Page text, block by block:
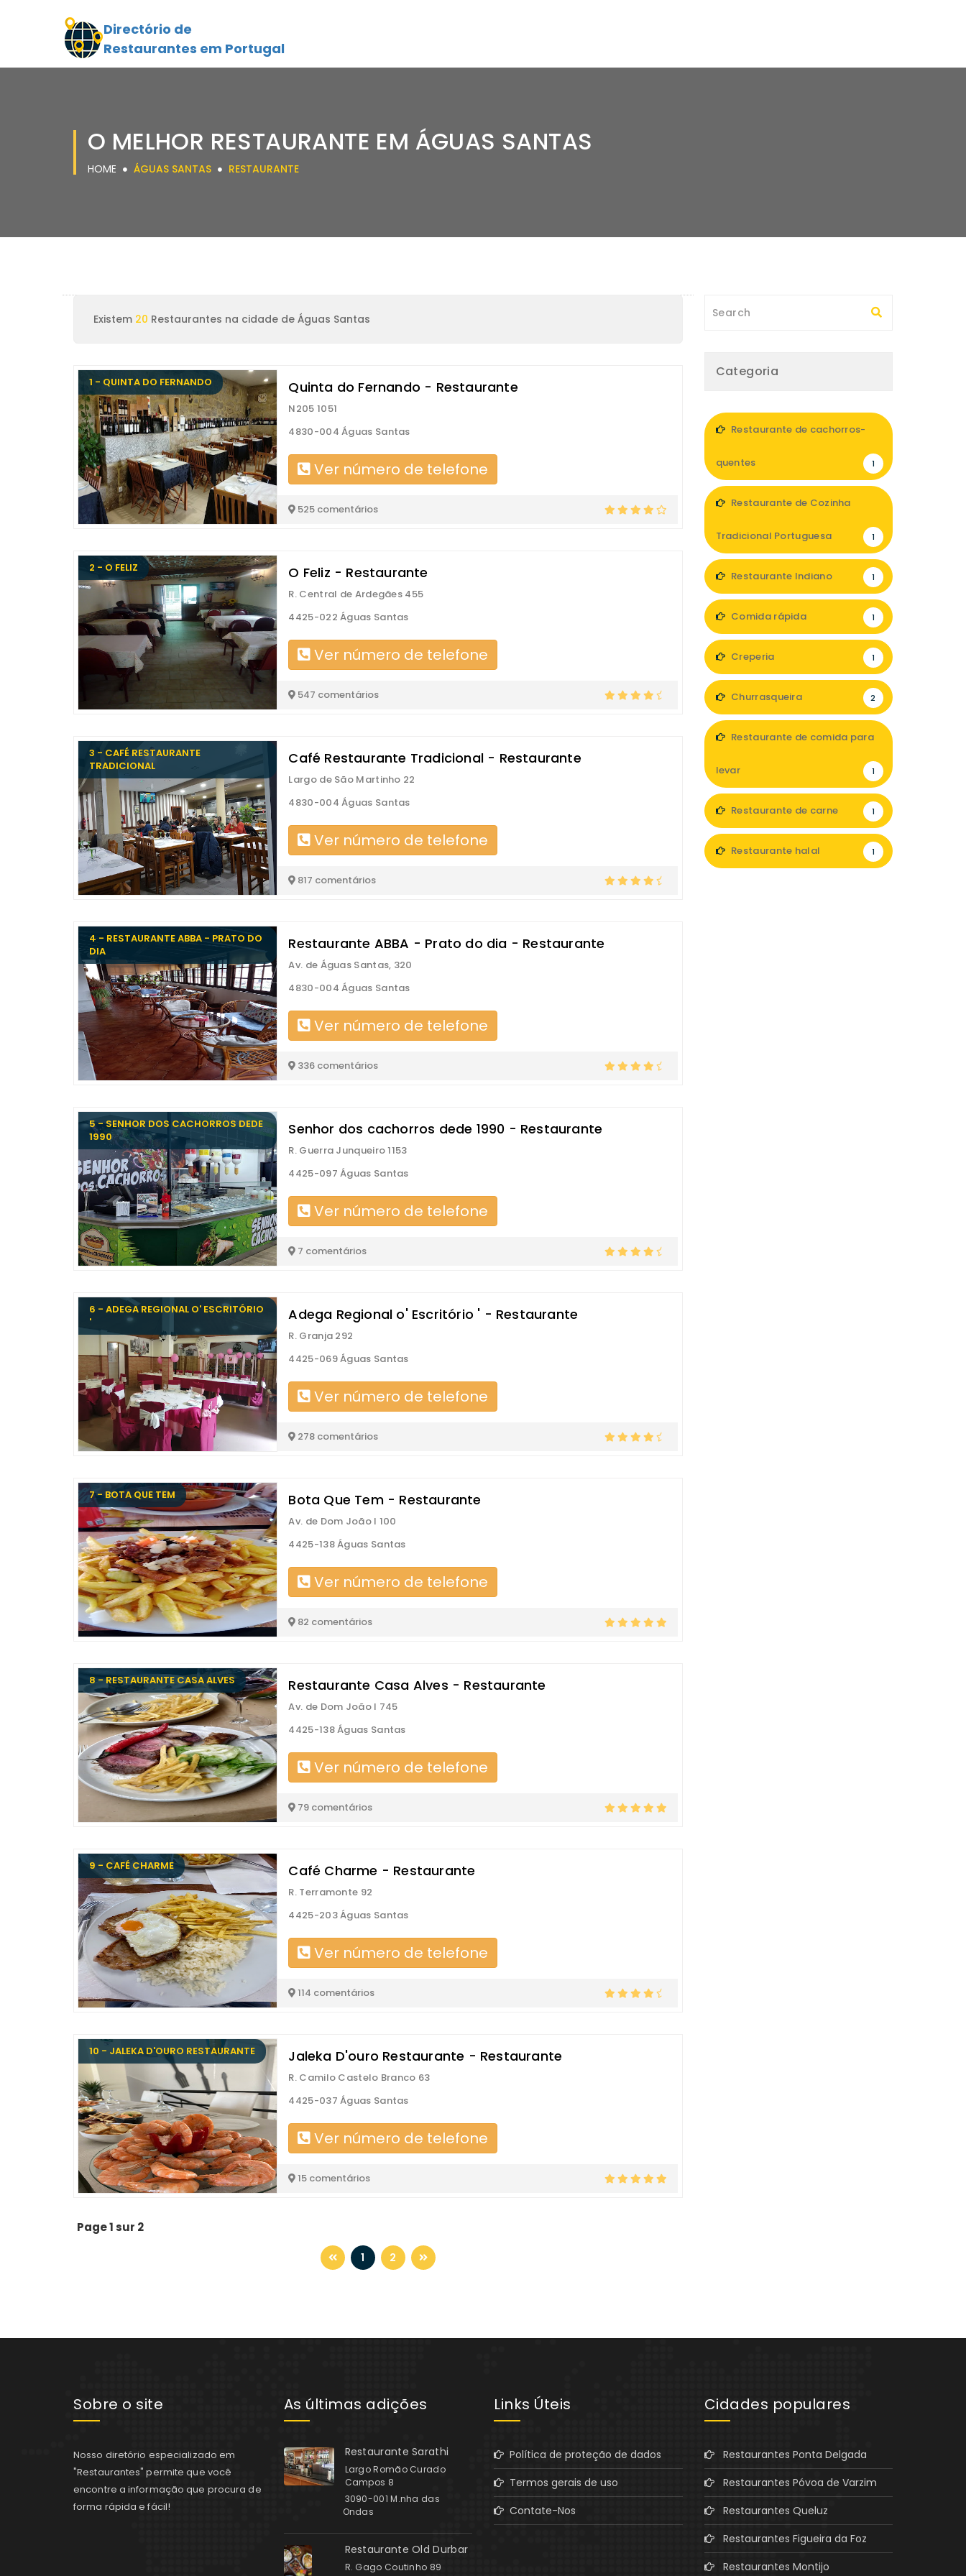
Directório de
Restaurantes em Portugal
O MELHOR RESTAURANTE EM ÁGUAS SANTAS
HOME ÁGUAS SANTAS RESTAURANTE
Existem 20 Restaurantes na cidade de Águas Santas
1 - QUINTA DO FERNANDO Quinta do Fernando - Restaurante
N205 1051
4830-004 Águas Santas
Ver número de telefone
525 comentários
2 - O FELIZ O Feliz - Restaurante
R. Central de Ardegães 455
4425-022 Águas Santas
Ver número de telefone
547 comentários
3 - CAFÉ RESTAURANTE
TRADICIONAL
Café Restaurante Tradicional - Restaurante
Largo de São Martinho 22
4830-004 Águas Santas
Ver número de telefone
817 comentários
4 - RESTAURANTE ABBA - PRATO DO
DIA
Restaurante ABBA - Prato do dia - Restaurante
Av. de Águas Santas, 320
4830-004 Águas Santas
Ver número de telefone
336 comentários
5 - SENHOR DOS CACHORROS DEDE
1990
Senhor dos cachorros dede 1990 - Restaurante
R. Guerra Junqueiro 1153
4425-097 Águas Santas
Ver número de telefone
7 comentários
6 - ADEGA REGIONAL O' ESCRITÓRIO
'
Adega Regional o' Escritório ' - Restaurante
R. Granja 292
4425-069 Águas Santas
Ver número de telefone
278 comentários
7 - BOTA QUE TEM Bota Que Tem - Restaurante
Av. de Dom João I 100
4425-138 Águas Santas
Ver número de telefone
82 comentários
8 - RESTAURANTE CASA ALVES Restaurante Casa Alves - Restaurante
Av. de Dom João I 745
4425-138 Águas Santas
Ver número de telefone
79 comentários
9 - CAFÉ CHARME Café Charme - Restaurante
R. Terramonte 92
4425-203 Águas Santas
Ver número de telefone
114 comentários
10 - JALEKA D'OURO RESTAURANTE Jaleka D'ouro Restaurante - Restaurante
R. Camilo Castelo Branco 63
4425-037 Águas Santas
Ver número de telefone
15 comentários
Page 1 sur 2
1 2
Categoria
Restaurante de cachorros-
quentes 1
Restaurante de Cozinha
Tradicional Portuguesa 1
Restaurante Indiano 1
Comida rápida 1
Creperia 1
Churrasqueira 2
Restaurante de comida para
levar 1
Restaurante de carne 1
Restaurante halal 1
Sobre o site
Nosso diretório especializado em
"Restaurantes" permite que você
encontre a informação que procura de
forma rápida e fácil!
As últimas adições
Restaurante Sarathi
Largo Romão Curado
Campos 8
3090-001 M.nha das
Ondas
Restaurante Old Durbar
R. Gago Coutinho 89
Links Úteis
Política de proteção de dados
Termos gerais de uso
Contate-Nos
Cidades populares
Restaurantes Ponta Delgada
Restaurantes Póvoa de Varzim
Restaurantes Queluz
Restaurantes Figueira da Foz
Restaurantes Montijo